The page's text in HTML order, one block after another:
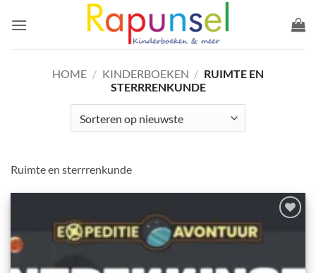
naar
HOME / KINDERBOEKEN / RUIMTE EN
STERRRENKUNDE
Ruimte en sterrrenkunde